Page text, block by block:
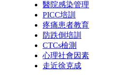
醫院感染管理
PICC培訓
疼痛患者教育
防跌倒培訓
CTCs檢測
心理社會因素
走近徐克成